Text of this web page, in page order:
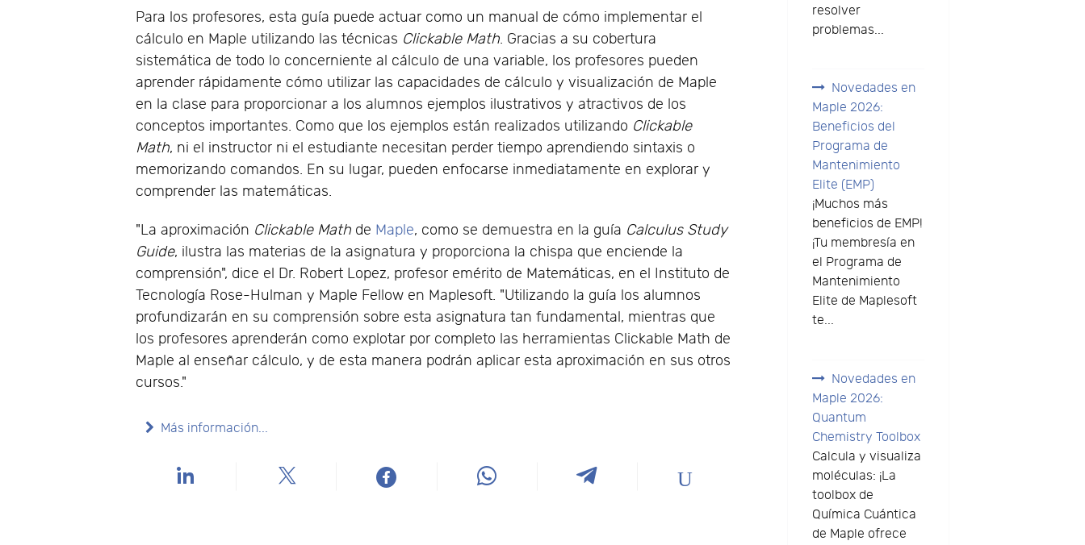
Para los profesores, esta guía puede actuar como un manual de cómo implementar el
cálculo en Maple utilizando las técnicas Clickable Math. Gracias a su cobertura
sistemática de todo lo concerniente al cálculo de una variable, los profesores pueden
aprender rápidamente cómo utilizar las capacidades de cálculo y visualización de Maple
en la clase para proporcionar a los alumnos ejemplos ilustrativos y atractivos de los
conceptos importantes. Como que los ejemplos están realizados utilizando Clickable
Math, ni el instructor ni el estudiante necesitan perder tiempo aprendiendo sintaxis o
memorizando comandos. En su lugar, pueden enfocarse inmediatamente en explorar y
comprender las matemáticas.
"La aproximación Clickable Math de Maple, como se demuestra en la guía Calculus Study
Guide, ilustra las materias de la asignatura y proporciona la chispa que enciende la
comprensión", dice el Dr. Robert Lopez, profesor emérito de Matemáticas, en el Instituto de
Tecnología Rose-Hulman y Maple Fellow en Maplesoft. "Utilizando la guía los alumnos
profundizarán en su comprensión sobre esta asignatura tan fundamental, mientras que
los profesores aprenderán como explotar por completo las herramientas Clickable Math de
Maple al enseñar cálculo, y de esta manera podrán aplicar esta aproximación en sus otros
cursos."
Más información...
resolver
problemas...
Novedades en
Maple 2026:
Beneficios del
Programa de
Mantenimiento
Elite (EMP)
¡Muchos más
beneficios de EMP!
¡Tu membresía en
el Programa de
Mantenimiento
Elite de Maplesoft
te...
Novedades en
Maple 2026:
Quantum
Chemistry Toolbox
Calcula y visualiza
moléculas: ¡La
toolbox de
Química Cuántica
de Maple ofrece